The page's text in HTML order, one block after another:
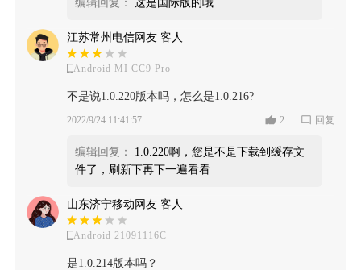
编辑回复： 这是国际版的哦
江苏常州电信网友 客人
Android MI CC9 Pro
不是说1.0.220版本吗，怎么是1.0.216?
2022/9/24 11:41:57 2 回复
编辑回复：
1.0.220啊，您是不是下载到缓存文
件了，刷新下再下一遍看看
山东济宁移动网友 客人
Android 21091116C
是1.0.214版本吗？